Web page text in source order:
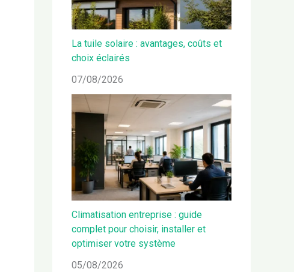
La tuile solaire : avantages, coûts et
choix éclairés
07/08/2026
Climatisation entreprise : guide
complet pour choisir, installer et
optimiser votre système
05/08/2026